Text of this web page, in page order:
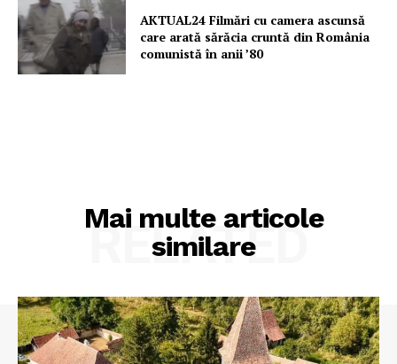
AKTUAL24 Filmări cu camera ascunsă
care arată sărăcia cruntă din România
comunistă în anii ’80
Mai multe articole
similare
RELATED